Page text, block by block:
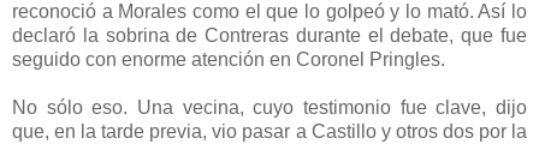
reconoció a Morales como el que lo golpeó y lo mató. Así lo
declaró la sobrina de Contreras durante el debate, que fue
seguido con enorme atención en Coronel Pringles.
No sólo eso. Una vecina, cuyo testimonio fue clave, dijo
que, en la tarde previa, vio pasar a Castillo y otros dos por la